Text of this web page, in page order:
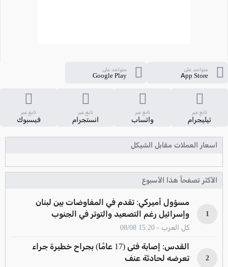
متواجد على
App Store
متواجد على
Google Play
تابع عبر
تيليجرام
تابع عبر
واتساب
تابع عبر
انستجرام
تابع عبر
فيسبوك
اسعار العملات مقابل الشيكل
الأكثر تصفحاً هذا الأسبوع
1
مسؤول أميركي: تقدم في المفاوضات بين لبنان
وإسرائيل رغم التصعيد والتوتر في الجنوب
كل العرب - 15:20 08/08
2
القدس: إصابة فتى (17 عامًا) بجراح خطيرة جراء
تعرضه لحادثة عنف